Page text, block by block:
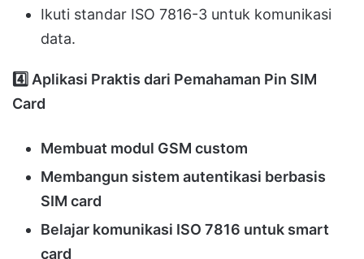
Ikuti standar ISO 7816-3 untuk komunikasi
data.
4️ Aplikasi Praktis dari Pemahaman Pin SIM
Card
Membuat modul GSM custom
Membangun sistem autentikasi berbasis
SIM card
Belajar komunikasi ISO 7816 untuk smart
card